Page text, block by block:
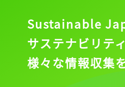
Sustainable
サステナビリテ
様々な情報収集